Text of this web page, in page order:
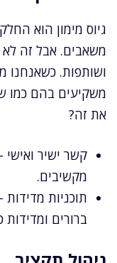
גיוס מימון הוא
משאבים. אבל זה לא
ושותפות. כשאנחנו
משקיעים בהם כמו
את זה?
קשר ישיר
מקשיבים.
תוכניות
ברורים